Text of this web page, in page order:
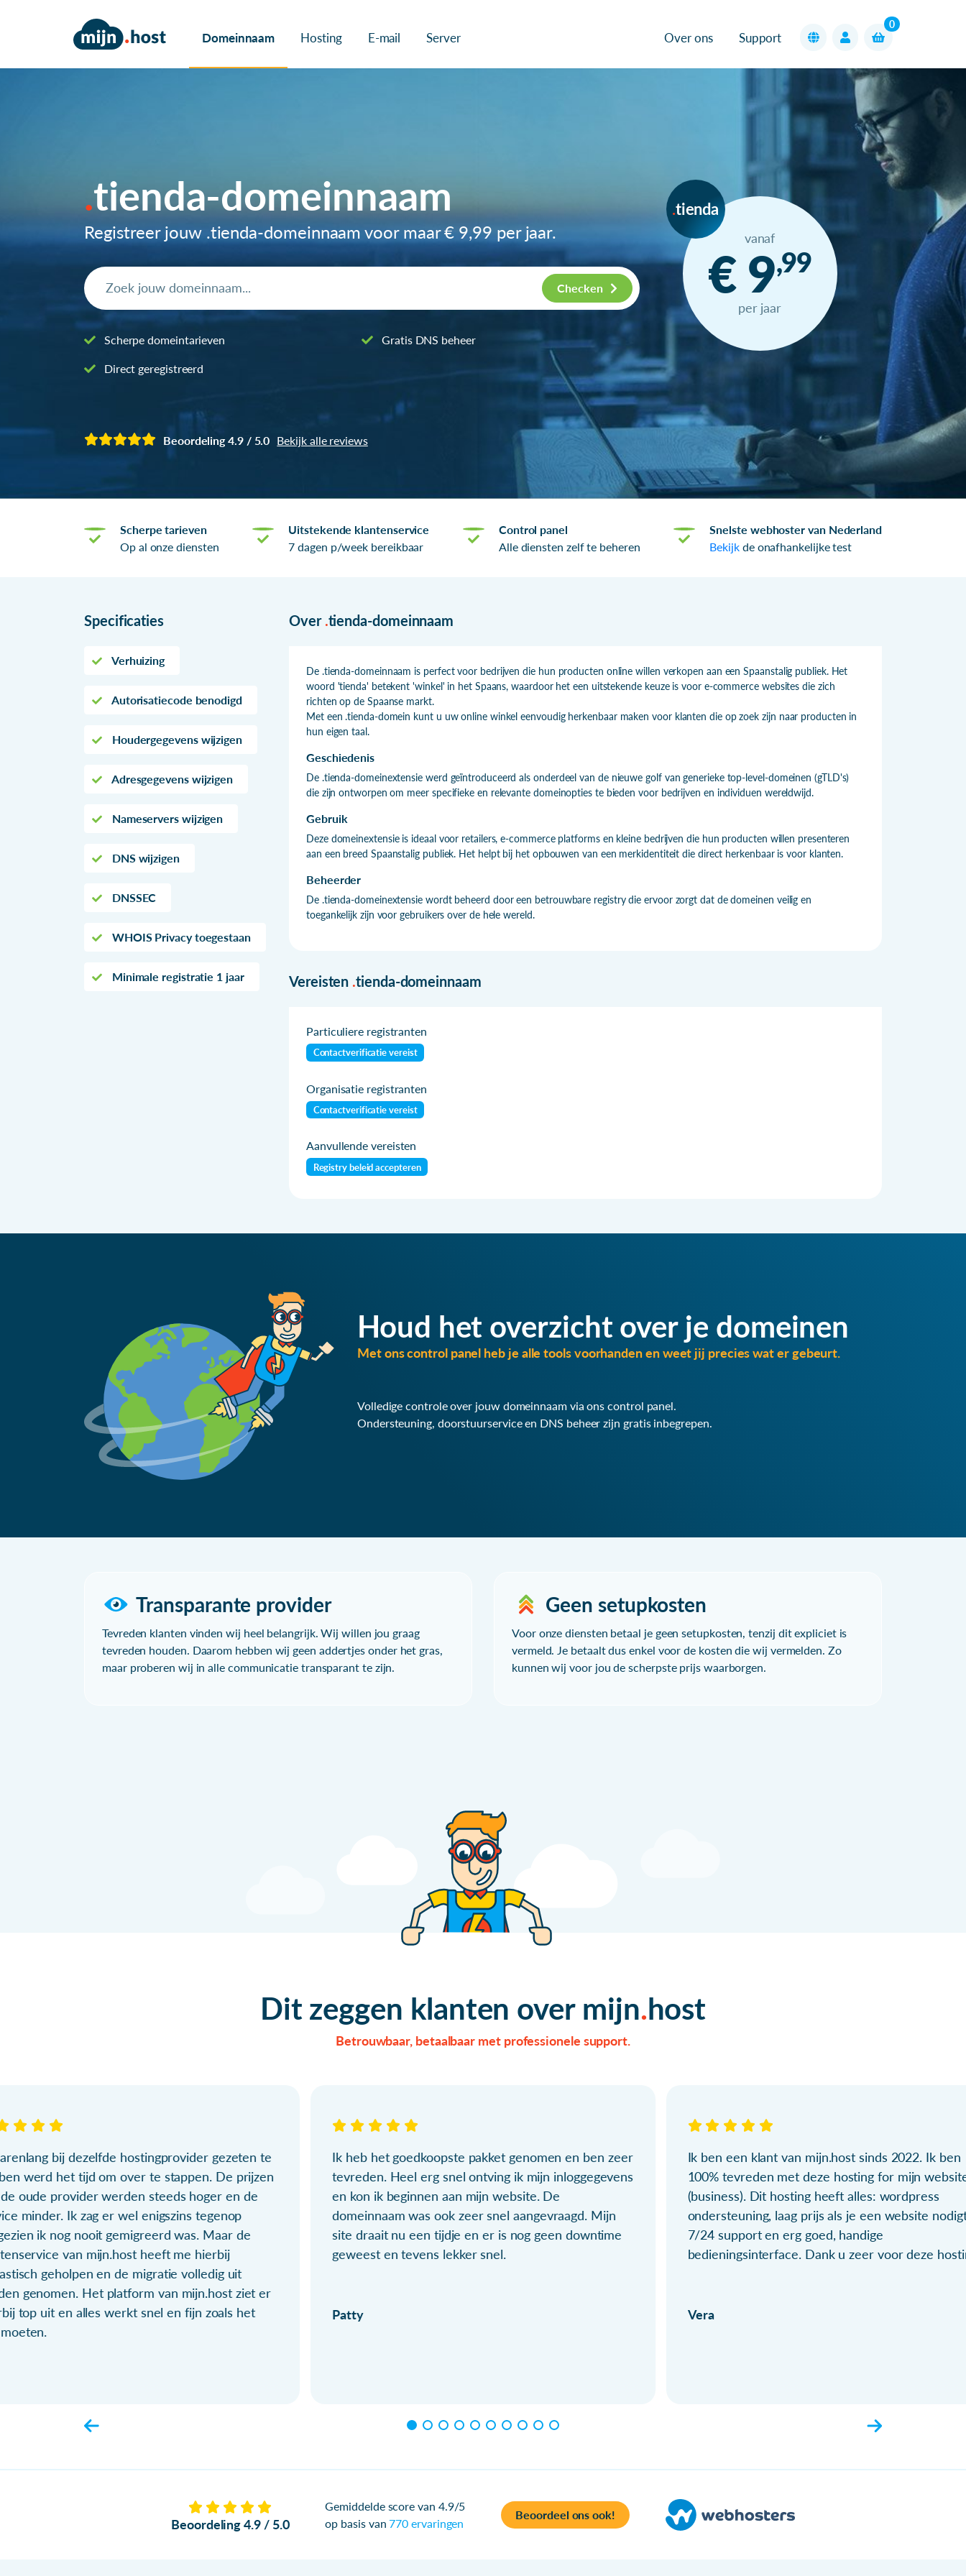
Domeinnaam Hosting E-mail Server Over ons Support
0
tienda-domeinnaam
Registreer jouw .tienda-domeinnaam voor maar€ 9,99 per jaar.
Checken
Scherpe domeintarieven
Direct geregistreerd
Gratis DNS beheer
tienda
vanaf
€ 9,99
per jaar
Beoordeling 4.9 / 5.0 Bekijk alle reviews
Scherpe tarieven
Op al onze diensten
Uitstekende klantenservice
7 dagen p/week bereikbaar
Control panel
Alle diensten zelf te beheren
Snelste webhoster van Nederland
Bekijkde onafhankelijke test
Specificaties
Verhuizing
Autorisatiecode benodigd
Houdergegevens wijzigen
Adresgegevens wijzigen
Nameservers wijzigen
DNS wijzigen
DNSSEC
WHOIS Privacy toegestaan
Minimale registratie 1 jaar
Over .tienda-domeinnaam
De .tienda-domeinnaam is perfect voor bedrijven die hun producten online willen verkopen aan een Spaanstalig publiek. Het
woord 'tienda' betekent 'winkel' in het Spaans, waardoor het een uitstekende keuze is voor e-commerce websites die zich
richten op de Spaanse markt.
Met een .tienda-domein kunt u uw online winkel eenvoudig herkenbaar maken voor klanten die op zoek zijn naar producten in
hun eigen taal.
Geschiedenis
De .tienda-domeinextensie werd geïntroduceerd als onderdeel van de nieuwe golf van generieke top-level-domeinen (gTLD's)
die zijn ontworpen om meer specifieke en relevante domeinopties te bieden voor bedrijven en individuen wereldwijd.
Gebruik
Deze domeinextensie is ideaal voor retailers, e-commerce platforms en kleine bedrijven die hun producten willen presenteren
aan een breed Spaanstalig publiek. Het helpt bij het opbouwen van een merkidentiteit die direct herkenbaar is voor klanten.
Beheerder
De .tienda-domeinextensie wordt beheerd door een betrouwbare registry die ervoor zorgt dat de domeinen veilig en
toegankelijk zijn voor gebruikers over de hele wereld.
Vereisten .tienda-domeinnaam
Particuliere registranten
Contactverificatie vereist
Organisatie registranten
Contactverificatie vereist
Aanvullende vereisten
Registry beleid accepteren
Houd het overzicht over je domeinen
Met ons control panel heb je alle tools voorhanden en weet jij precies wat er gebeurt.
Volledige controle over jouw domeinnaam via ons control panel.
Ondersteuning, doorstuurservice en DNS beheer zijn gratis inbegrepen.
Transparante provider
Tevreden klanten vinden wij heel belangrijk. Wij willen jou graag
tevreden houden. Daarom hebben wij geen addertjes onder het gras,
maar proberen wij in alle communicatie transparant te zijn.
Geen setupkosten
Voor onze diensten betaal je geen setupkosten, tenzij dit expliciet is
vermeld. Je betaalt dus enkel voor de kosten die wij vermelden. Zo
kunnen wij voor jou de scherpste prijs waarborgen.
Dit zeggen klanten over mijn host
Betrouwbaar, betaalbaar met professionele support.
bij dezelfde hostingprovider gezeten te
werd het tijd om over te stappen. De prijzen
oude provider werden steeds hoger en de
minder. Ik zag er wel enigszins tegenop
ik nog nooit gemigreerd was. Maar de
van mijn.host heeft me hierbij
geholpen en de migratie volledig uit
genomen. Het platform van mijn.host ziet er
top uit en alles werkt snel en fijn zoals het
Ik heb het goedkoopste pakket genomen en ben zeer
tevreden. Heel erg snel ontving ik mijn inloggegevens
en kon ik beginnen aan mijn website. De
domeinnaam was ook zeer snel aangevraagd. Mijn
site draait nu een tijdje en er is nog geen downtime
geweest en tevens lekker snel.
Patty
Ik ben een klant van mijn.host sinds 2022. Ik ben
100% tevreden met deze hosting for mijn
(business). Dit hosting heeft alles: wordpress
ondersteuning, laag prijs als je een website
7/24 support en erg goed, handige
bedieningsinterface. Dank u zeer voor deze
Vera
Beoordeling 4.9 / 5.0
Gemiddelde score van 4.9/5
op basis van770 ervaringen
Beoordeel ons ook!